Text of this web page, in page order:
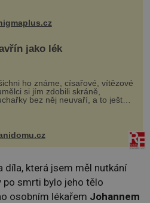
jako lék
ho známe, císařové, vítězové
si jím zdobili skráně,
bez něj neuvaří, a to ještě
že bobkový list může výrazně
některé naše neduhy.
v malém množství ně...
díla, která jsem měl nutkání
po smrti bylo jeho tělo
osobním lékařem Johannem